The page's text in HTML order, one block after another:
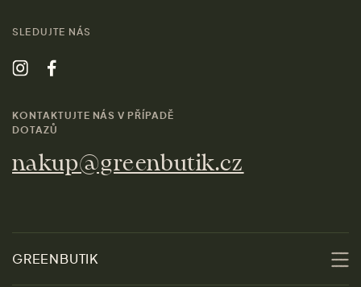
SLEDUJTE NÁS
KONTAKTUJTE NÁS V PŘÍPADĚ
DOTAZŮ
nakup@greenbutik.cz
GREENBUTIK